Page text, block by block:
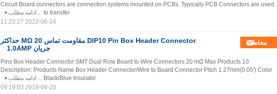
Circuit Board connectors are connection systems mounted on PCBs. Typically PCB Connectors are used
to transfer ...
ادامه مطلب
2022-06-24 11:23:27
DIP10 Pin Box Header Connector مقاومت تماس 20 MΩ حداکثر
جریان 1.0AMP
مخاطب
10 Pins Box Header Connector SMT Dual Row Board to Wire Connectors 20 mΩ Max Products
Description: Products Name Box Header Connector/Wire to Board Connector Pitch 1.27mm(0.05') Color
Black/Blue Insulator ...
ادامه مطلب
2018-08-20 09:19:03